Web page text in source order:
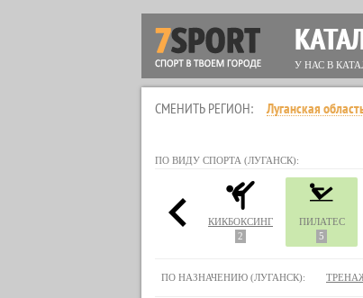
У НАС В
СМЕНИТЬ РЕГИОН: Луганская
ПО ВИДУ СПОРТА (ЛУГАНСК):
КАРАТЭ
КИКБОКСИНГ
2
ПИЛАТЕС
5
ПО НАЗНАЧЕНИЮ (ЛУГАНСК):